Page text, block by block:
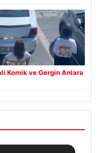
Komik ve Gergin Anlara